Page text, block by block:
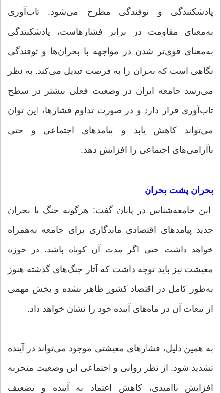
پادشکنندگی و توفندگی مطرح می‌شود. تاب‌آوری
به‌معنای مقاومت در برابر فشارهاست، پادشکنندگی
به‌معنای قوی‌تر شدن در مواجهه با بحران‌ها و توفندگی
نگاهی است که بحران را به فرصت تبدیل می‌کند. به نظر
می‌رسد جامعه ایران در وضعیت فعلی بیشتر در سطح
تاب‌آوری قرار دارد و در صورت تداوم فشارها، این توان
می‌تواند کاهش یابد و پیامدهای اجتماعی و حتی
ناآرامی‌های اجتماعی را افزایش دهد.
بحران پشت بحران
این جامعه‌شناس در پایان گفت: هرگونه جنگ یا بحران
جدید پیامدهای اقتصادی ماندگاری برای جامعه به‌همراه
خواهد داشت حتی اگر مدت آن کوتاه باشد. در حوزه
معیشت نیز باید توجه داشت که آثار جنگ‌های گذشته هنوز
به‌طور کامل در اقتصاد کشور ظاهر نشده و بخش مهمی
از تبعات آن در ماه‌های آینده خود را نشان خواهد داد.
به همین دلیل، فشارهای معیشتی موجود می‌تواند در آینده
تشدید شود. از نظر روانی و اجتماعی این وضعیت منجربه
افزایش ناامیدی، کاهش اعتماد به آینده و تضعیف